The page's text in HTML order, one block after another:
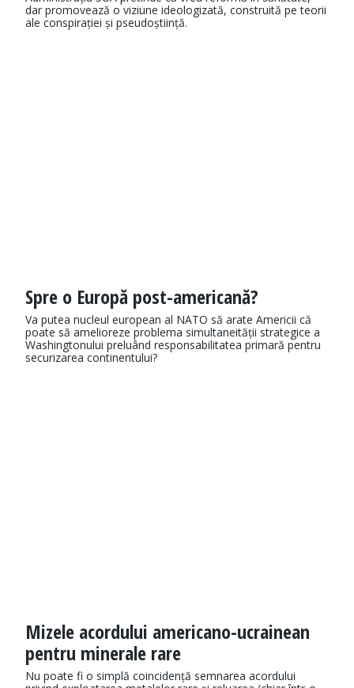
dar promovează o viziune ideologizată, construită pe teorii
ale conspirației și pseudoștiință.
Spre o Europă post-americană?
Va putea nucleul european al NATO să arate Americii că
poate să amelioreze problema simultaneității strategice a
Washingtonului preluând responsabilitatea primară pentru
securizarea continentului?
Mizele acordului americano-ucrainean
pentru minerale rare
Nu poate fi o simplă coincidență semnarea acordului